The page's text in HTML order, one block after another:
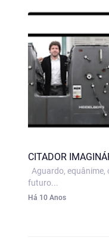
CITADOR
Aguardo, equânime,
futuro...
Há 10 Anos